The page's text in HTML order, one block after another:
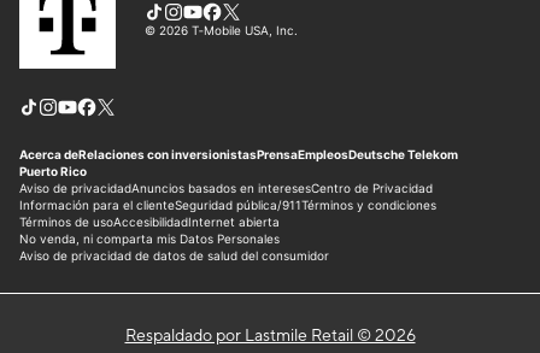
Respaldado por Lastmile Retail © 2026